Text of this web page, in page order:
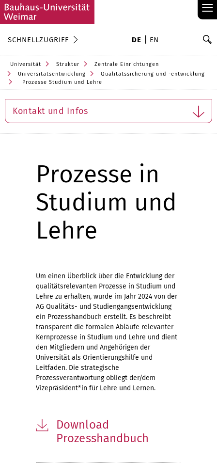
≡
SCHNELLZUGRIFF DE EN
Universität Struktur
Zentrale Einrichtungen
Universitätsentwicklung
Qualitätssicherung und -entwicklung
Prozesse Studium und Lehre
Kontakt und Infos
Prozesse in
Studium und
Lehre
Um einen Überblick über die Entwicklung der
qualitätsrelevanten Prozesse in Studium und
Lehre zu erhalten, wurde im Jahr 2024 von der
AG Qualitäts- und Studiengangsentwicklung
ein Prozesshandbuch erstellt. Es beschreibt
transparent die formalen Abläufe relevanter
Kernprozesse in Studium und Lehre und dient
den Mitgliedern und Angehörigen der
Universität als Orientierungshilfe und
Leitfaden. Die strategische
Prozessverantwortung obliegt der/dem
Vizepräsident*in für Lehre und Lernen.
Download
Prozesshandbuch